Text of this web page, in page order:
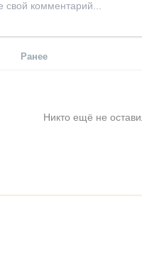
Ранее
Никто ещё не